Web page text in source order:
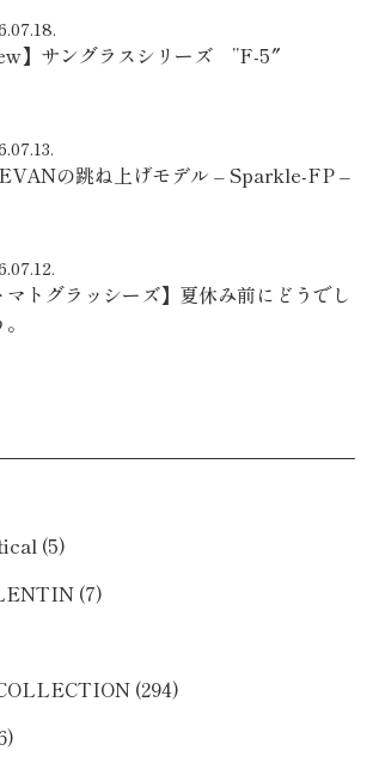
】サングラスシリーズ ”F-5″
の跳ね上げモデル – Sparkle-FP –
マトグラッシーズ】夏休み前にどうでし
(5)
(7)
(294)